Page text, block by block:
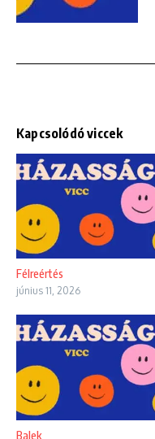
Kapcsolódó viccek
Félreértés
június 11, 2026
Balek